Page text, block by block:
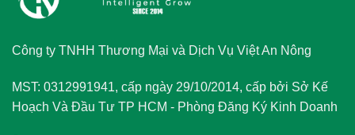
Công ty TNHH Thương Mại và Dịch Vụ Việt An Nông
MST: 0312991941, cấp ngày 29/10/2014, cấp bởi Sở Kế
Hoạch Và Đầu Tư TP HCM - Phòng Đăng Ký Kinh Doanh